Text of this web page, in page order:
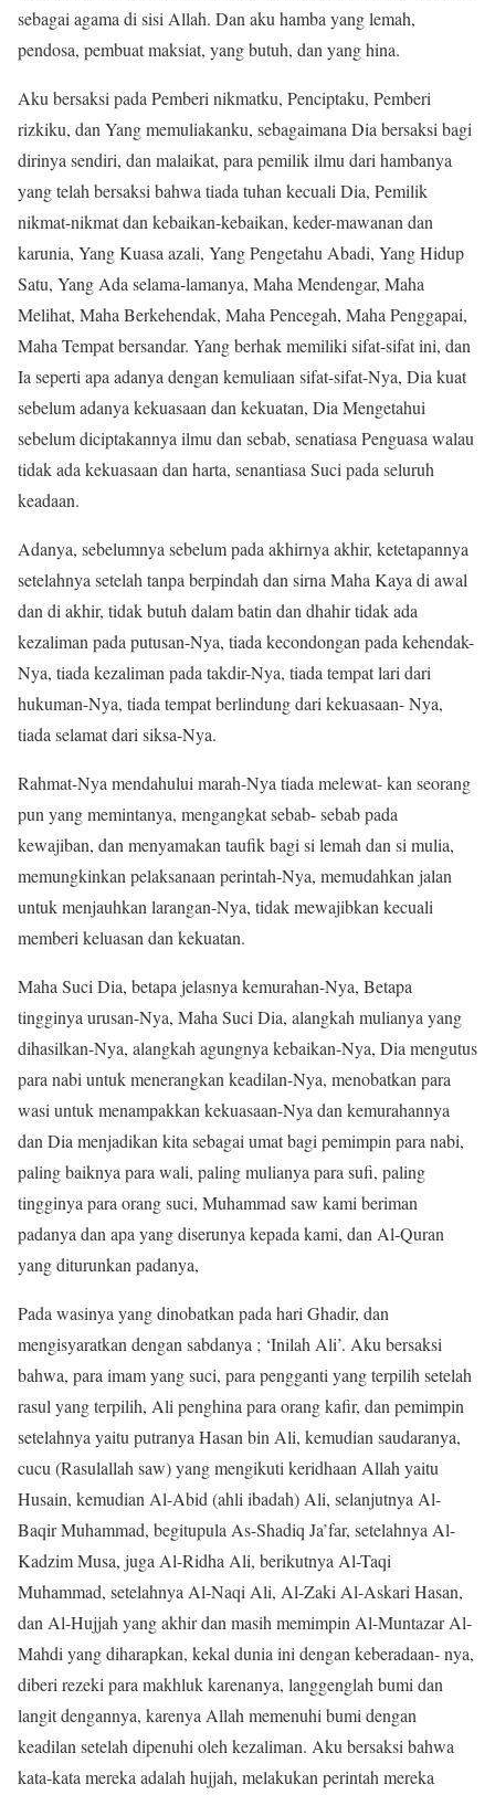
sebagai agama di sisi Allah. Dan aku hamba yang lemah,
pendosa, pembuat maksiat, yang butuh, dan yang hina.
Aku bersaksi pada Pemberi nikmatku, Penciptaku, Pemberi
rizkiku, dan Yang memuliakanku, sebagaimana Dia bersaksi bagi
dirinya sendiri, dan malaikat, para pemilik ilmu dari hambanya
yang telah bersaksi bahwa tiada tuhan kecuali Dia, Pemilik
nikmat-nikmat dan kebaikan-kebaikan, keder-mawanan dan
karunia, Yang Kuasa azali, Yang Pengetahu Abadi, Yang Hidup
Satu, Yang Ada selama-lamanya, Maha Mendengar, Maha
Melihat, Maha Berkehendak, Maha Pencegah, Maha Penggapai,
Maha Tempat bersandar. Yang berhak memiliki sifat-sifat ini, dan
Ia seperti apa adanya dengan kemuliaan sifat-sifat-Nya, Dia kuat
sebelum adanya kekuasaan dan kekuatan, Dia Mengetahui
sebelum diciptakannya ilmu dan sebab, senatiasa Penguasa walau
tidak ada kekuasaan dan harta, senantiasa Suci pada seluruh
keadaan.
Adanya, sebelumnya sebelum pada akhirnya akhir, ketetapannya
setelahnya setelah tanpa berpindah dan sirna Maha Kaya di awal
dan di akhir, tidak butuh dalam batin dan dhahir tidak ada
kezaliman pada putusan-Nya, tiada kecondongan pada kehendak-
Nya, tiada kezaliman pada takdir-Nya, tiada tempat lari dari
hukuman-Nya, tiada tempat berlindung dari kekuasaan- Nya,
tiada selamat dari siksa-Nya.
Rahmat-Nya mendahului marah-Nya tiada melewat- kan seorang
pun yang memintanya, mengangkat sebab- sebab pada
kewajiban, dan menyamakan taufik bagi si lemah dan si mulia,
memungkinkan pelaksanaan perintah-Nya, memudahkan jalan
untuk menjauhkan larangan-Nya, tidak mewajibkan kecuali
memberi keluasan dan kekuatan.
Maha Suci Dia, betapa jelasnya kemurahan-Nya, Betapa
tingginya urusan-Nya, Maha Suci Dia, alangkah mulianya yang
dihasilkan-Nya, alangkah agungnya kebaikan-Nya, Dia mengutus
para nabi untuk menerangkan keadilan-Nya, menobatkan para
wasi untuk menampakkan kekuasaan-Nya dan kemurahannya
dan Dia menjadikan kita sebagai umat bagi pemimpin para nabi,
paling baiknya para wali, paling mulianya para sufi, paling
tingginya para orang suci, Muhammad saw kami beriman
padanya dan apa yang diserunya kepada kami, dan Al-Quran
yang diturunkan padanya,
Pada wasinya yang dinobatkan pada hari Ghadir, dan
mengisyaratkan dengan sabdanya ; ‘Inilah Ali’. Aku bersaksi
bahwa, para imam yang suci, para pengganti yang terpilih setelah
rasul yang terpilih, Ali penghina para orang kafir, dan pemimpin
setelahnya yaitu putranya Hasan bin Ali, kemudian saudaranya,
cucu (Rasulallah saw) yang mengikuti keridhaan Allah yaitu
Husain, kemudian Al-Abid (ahli ibadah) Ali, selanjutnya Al-
Baqir Muhammad, begitupula As-Shadiq Ja’far, setelahnya Al-
Kadzim Musa, juga Al-Ridha Ali, berikutnya Al-Taqi
Muhammad, setelahnya Al-Naqi Ali, Al-Zaki Al-Askari Hasan,
dan Al-Hujjah yang akhir dan masih memimpin Al-Muntazar Al-
Mahdi yang diharapkan, kekal dunia ini dengan keberadaan- nya,
diberi rezeki para makhluk karenanya, langgenglah bumi dan
langit dengannya, karenya Allah memenuhi bumi dengan
keadilan setelah dipenuhi oleh kezaliman. Aku bersaksi bahwa
kata-kata mereka adalah hujjah, melakukan perintah mereka